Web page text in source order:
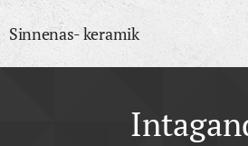
Sinnenas- keramik